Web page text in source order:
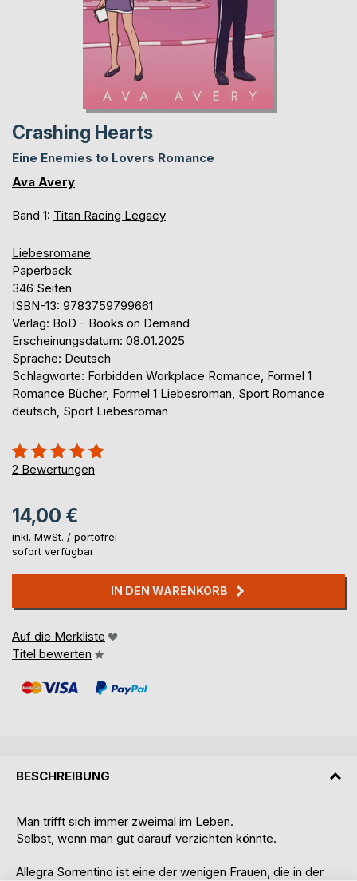
Crashing Hearts
Eine Enemies to Lovers Romance
Ava Avery
Band 1: Titan Racing Legacy
Liebesromane
Paperback
346 Seiten
ISBN-13: 9783759799661
Verlag: BoD - Books on Demand
Erscheinungsdatum: 08.01.2025
Sprache: Deutsch
Schlagworte: Forbidden Workplace Romance, Formel 1
Romance Bücher, Formel 1 Liebesroman, Sport Romance
deutsch, Sport Liebesroman
Bewertung::
100%
2 Bewertungen
14,00 €
inkl. MwSt. / portofrei
sofort verfügbar
IN DEN WARENKORB
Auf die Merkliste
Titel bewerten
BESCHREIBUNG
Man trifft sich immer zweimal im Leben.
Selbst, wenn man gut darauf verzichten könnte.
Allegra Sorrentino ist eine der wenigen Frauen, die in der